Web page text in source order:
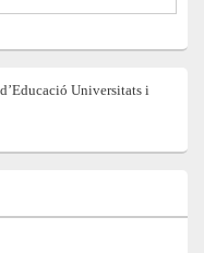
Universitats i